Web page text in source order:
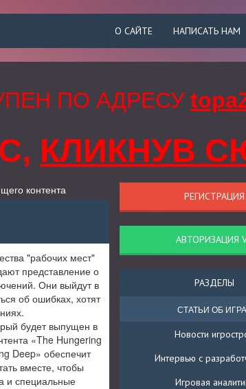
О САЙТЕ НАПИСАТЬ НАМ
ПО АДРЕСУ
КЛИКНУВ
контента
"рабочих мест"
представление о
Они выйдут в
об ошибках, хотят
будет выпущен в
«The Hungering
Deep» обеспечит
вместе, чтобы
и специальные
РЕГИСТРАЦИЯ
АВТОРИЗАЦИЯ
РАЗДЕЛЫ
СТАТЬИ ОБ
Новости
Интервью с
Игровая